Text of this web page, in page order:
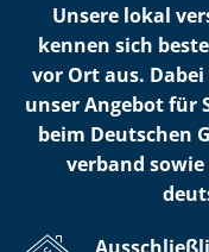
Unsere lokal
kennen sich
vor Ort aus.
unser Angebot für
beim Deutschen
ver­band